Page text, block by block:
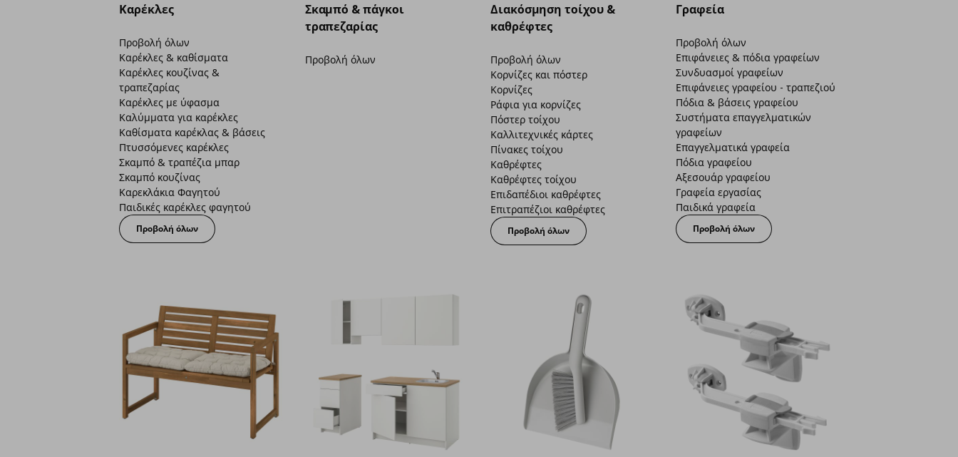
Καρέκλες
Προβολή όλων
Καρέκλες & καθίσματα
Καρέκλες κουζίνας &
τραπεζαρίας
Καρέκλες με ύφασμα
Καλύμματα για καρέκλες
Καθίσματα καρέκλας & βάσεις
Πτυσσόμενες καρέκλες
Σκαμπό & τραπέζια μπαρ
Σκαμπό κουζίνας
Καρεκλάκια Φαγητού
Παιδικές καρέκλες φαγητού
Προβολή όλων
Σκαμπό & πάγκοι
τραπεζαρίας
Προβολή όλων
Διακόσμηση τοίχου &
καθρέφτες
Προβολή όλων
Κορνίζες και πόστερ
Κορνίζες
Ράφια για κορνίζες
Πόστερ τοίχου
Καλλιτεχνικές κάρτες
Πίνακες τοίχου
Καθρέφτες
Καθρέφτες τοίχου
Επιδαπέδιοι καθρέφτες
Επιτραπέζιοι καθρέφτες
Προβολή όλων
Γραφεία
Προβολή όλων
Επιφάνειες & πόδια γραφείων
Συνδυασμοί γραφείων
Επιφάνειες γραφείου - τραπεζιού
Πόδια & βάσεις γραφείου
Συστήματα επαγγελματικών
γραφείων
Επαγγελματικά γραφεία
Πόδια γραφείου
Αξεσουάρ γραφείου
Γραφεία εργασίας
Παιδικά γραφεία
Προβολή όλων